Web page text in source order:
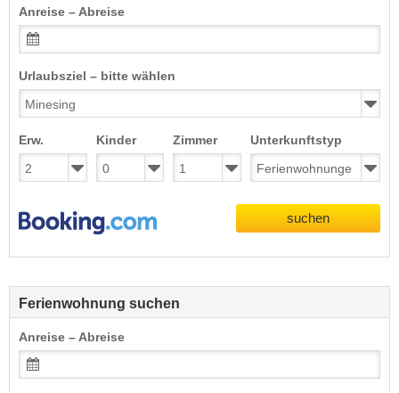
Anreise – Abreise
Urlaubsziel – bitte wählen
Erw. Kinder Zimmer Unterkunftstyp
suchen
Ferienwohnung suchen
Anreise – Abreise